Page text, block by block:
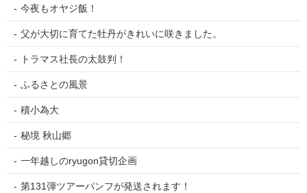
今夜もオヤジ飯！
父が大切に育てた牡丹がきれいに咲きました。
トラマス社長の太鼓判！
ふるさとの風景
積小為大
秘境 秋山郷
一年越しのryugon貸切企画
第131弾ツアーパンフが発送されます！